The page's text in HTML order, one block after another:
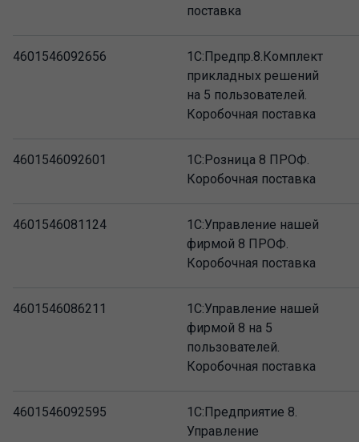
поставка
4601546092656
1С:Предпр.8.Комплект
прикладных решений
на 5 пользователей.
Коробочная поставка
4601546092601
1С:Розница 8 ПРОФ.
Коробочная поставка
4601546081124
1С:Управление нашей
фирмой 8 ПРОФ.
Коробочная поставка
4601546086211
1С:Управление нашей
фирмой 8 на 5
пользователей.
Коробочная поставка
4601546092595
1С:Предприятие 8.
Управление